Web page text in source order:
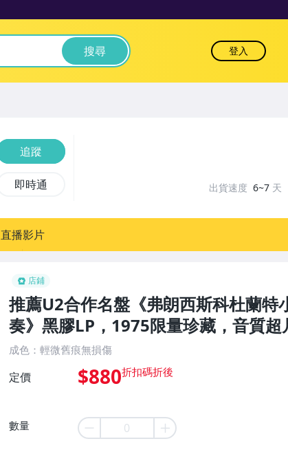
搜尋 登入
店鋪
推薦U2合作名盤《弗朗西斯科杜蘭特
奏》黑膠LP，1975限量珍藏，音質超
成色：輕微舊痕無損傷
定價 $880
數量
追蹤
即時通 出貨速度 6~7 天
直播影片